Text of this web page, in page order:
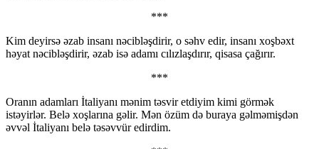
***
Kim deyirsə əzab insanı nəcibləşdirir, o səhv edir, insanı xoşbəxt
həyat nəcibləşdirir, əzab isə adamı cılızlaşdırır, qisasa çağırır.
***
Oranın adamları İtaliyanı mənim təsvir etdiyim kimi görmək
istəyirlər. Belə xoşlarına gəlir. Mən özüm də buraya gəlməmişdən
əvvəl İtaliyanı belə təsəvvür edirdim.